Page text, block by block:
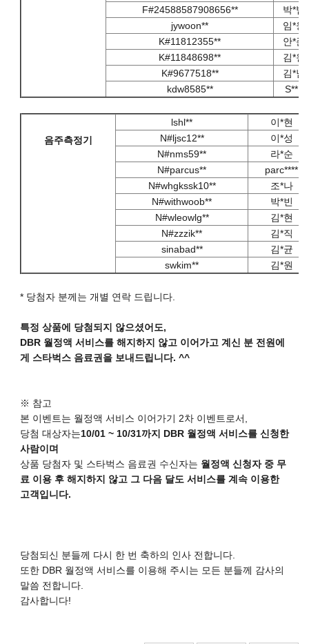
F#24588587908656**
박*범
jywoon**
임*웅
K#11812355**
안*준
K#11848698**
김*원
K#9677518**
김*남
kdw8585**
S**B
음주측정기
lshl**
이*현
N#ljsc12**
이*성
N#nms59**
라*순
N#parcus**
parc****
N#whgkssk10**
조*나
N#withwoob**
박*빈
N#wleowlg**
김*현
N#zzzik**
김*직
sinabad**
김*균
swkim**
김*원
* 당첨자 분께는 개별 연락 드립니다.
특정 상품에 당첨되지 않으셨어도,
DBR 월정액 서비스를 해지하지 않고 이어가고 계신 분 전원에
게 스타벅스 음료권을 보내드립니다. ^^
※ 참고
본 이벤트는 월정액 서비스 이어가기 2차 이벤트로서,
당첨 대상자는10/01 ~ 10/31까지 DBR 월정액 서비스를 신청한
사람이며
상품 당첨자 및 스타벅스 음료권 수신자는 월정액 신청자 중 무
료 이용 후 해지하지 않고 그 다음 달도 서비스를 계속 이용한
고객입니다.
당첨되신 분들께 다시 한 번 축하의 인사 전합니다.
또한 DBR 월정액 서비스를 이용해 주시는 모든 분들께 감사의
말씀 전합니다.
감사합니다!